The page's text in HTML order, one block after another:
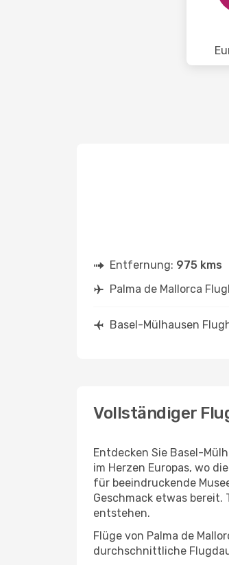
Entfernung: 975 kms
Palma de Mallorca
Basel-Mülhausen
Vollständiger
Entdecken Sie Basel-
im Herzen Europas, wo
für beeindruckende
Geschmack etwas
entstehen.
Flüge von Palma de
durchschnittliche